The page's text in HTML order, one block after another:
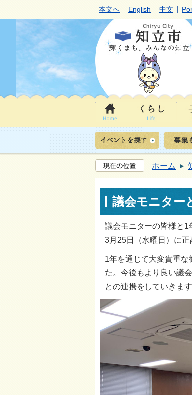
本文へ English 中文
ホーム
議会モニター
議会モニターの皆様と1
3月25日（水曜日）に正
1年を通じて大変貴重な
た。今後もより良い議
との連携をしていきます